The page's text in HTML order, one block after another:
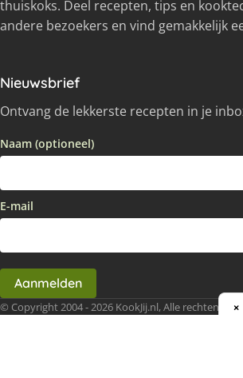
thuiskoks. Deel recepten, tips en
andere bezoekers en vind gemakkelijk
Nieuwsbrief
Ontvang de lekkerste recepten in je
Naam (optioneel)
E-mail
Aanmelden
© Copyright 2004 - 2026 KookJij.nl, Alle rechten ×